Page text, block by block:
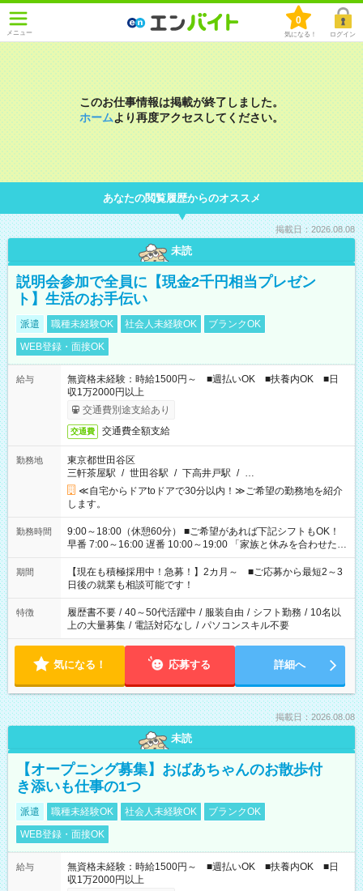
メニュー
0
気になる！ ログイン
このお仕事情報は掲載が終了しました。
ホームより再度アクセスしてください。
あなたの閲覧履歴からのオススメ
掲載日：2026.08.08
未読
説明会参加で全員に【現金2千円相当プレゼン
ト】生活のお手伝い
派遣 職種未経験OK 社会人未経験OK
ブランクOK
WEB登録・面接OK
給与
無資格未経験：時給1500円～ ■週払いOK ■扶養内OK ■日
収1万2000円以上
交通費別途支給あり
交通費 交通費全額支給
勤務地
東京都世田谷区
三軒茶屋駅 / 世田谷駅 / 下高井戸駅 / …
≪自宅からドアtoドアで30分以内！≫ご希望の勤務地を紹介
します。
勤務時間
9:00～18:00（休憩60分） ■ご希望があれば下記シフトもOK！
早番 7:00～16:00 遅番 10:00～19:00 「家族と休みを合わせた
い」 「余裕を持って夕飯の準備がしたい」 「できれば残業はし
たくない」 など、ご希望を教えてくださいね。 ※Wワーク希望
の方へ 今ご覧のお仕事で希望する勤務時間と、もう1つのお仕事
の勤務時間。 合計で週40時間を超える場合は応募できません。
期間
【現在も積極採用中！急募！】2カ月～ ■ご応募から最短2～3
日後の就業も相談可能です！
特徴 履歴書不要 / 40～50代活躍中 / 服装自由 / シフト勤務 / 10名以
上の大量募集 / 電話対応なし / パソコンスキル不要
気になる！ 応募する 詳細へ
掲載日：2026.08.08
未読
【オープニング募集】おばあちゃんのお散歩付
き添いも仕事の1つ
派遣 職種未経験OK 社会人未経験OK
ブランクOK
WEB登録・面接OK
給与
無資格未経験：時給1500円～ ■週払いOK ■扶養内OK ■日
収1万2000円以上